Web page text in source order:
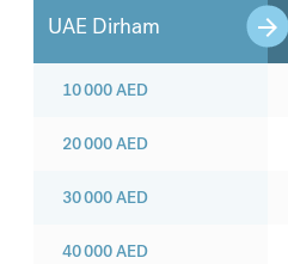
UAE Dirham
10 000AED
20 000AED
30 000AED
40 000AED